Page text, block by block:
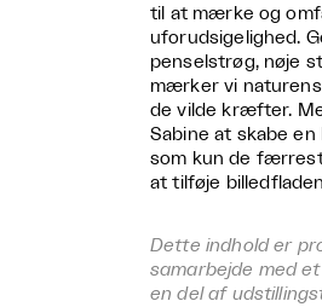
til at mærke og
uforudsigelighed.
penselstrøg, nøje
mærker vi
de vilde kræfter.
Sabine at skabe
som kun de
at tilføje
Dette indhold er
samarbejde med
en del af